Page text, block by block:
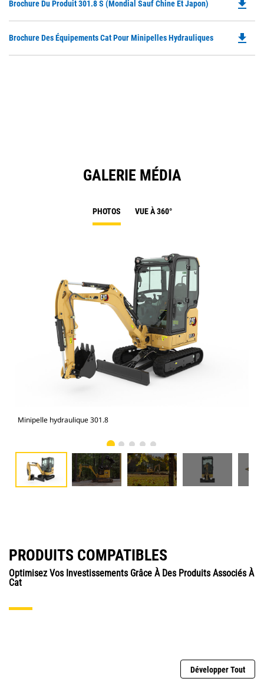
Brochure Du Produit 301.8 S (mondial Sauf Chine Et Japon)
a
file_download
Brochure Des Équipements Cat Pour Minipelles Hydrauliques file_download
GALERIE MÉDIA
PHOTOS VUE À 360°
Minipelle hydraulique 301.8
PRODUITS COMPATIBLES
Optimisez Vos Investissements Grâce À Des Produits Associés À
Cat
Développer Tout